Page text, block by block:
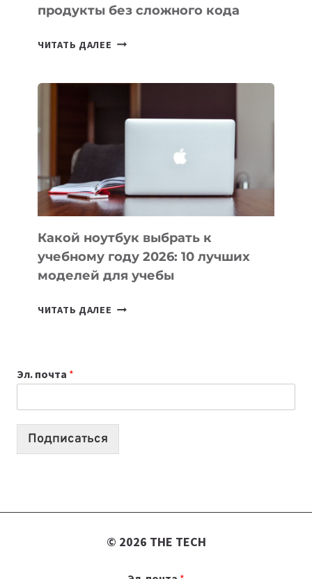
продукты без сложного кода
ЧИТАТЬ ДАЛЕЕ 7
ПОМОГАЮТ
СОЗДАВАТЬ
БЕЗ
СЛОЖНОГО
КОДА
Какой ноутбук выбрать к
учебному году 2026: 10 лучших
моделей для учебы
ЧИТАТЬ ДАЛЕЕ КАКОЙ
2026:
10
Эл. почта *
Подписаться
© 2026 THE TECH